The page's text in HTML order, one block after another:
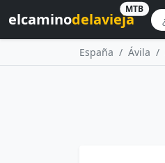
elcaminodelavieja
MTB
España Ávila